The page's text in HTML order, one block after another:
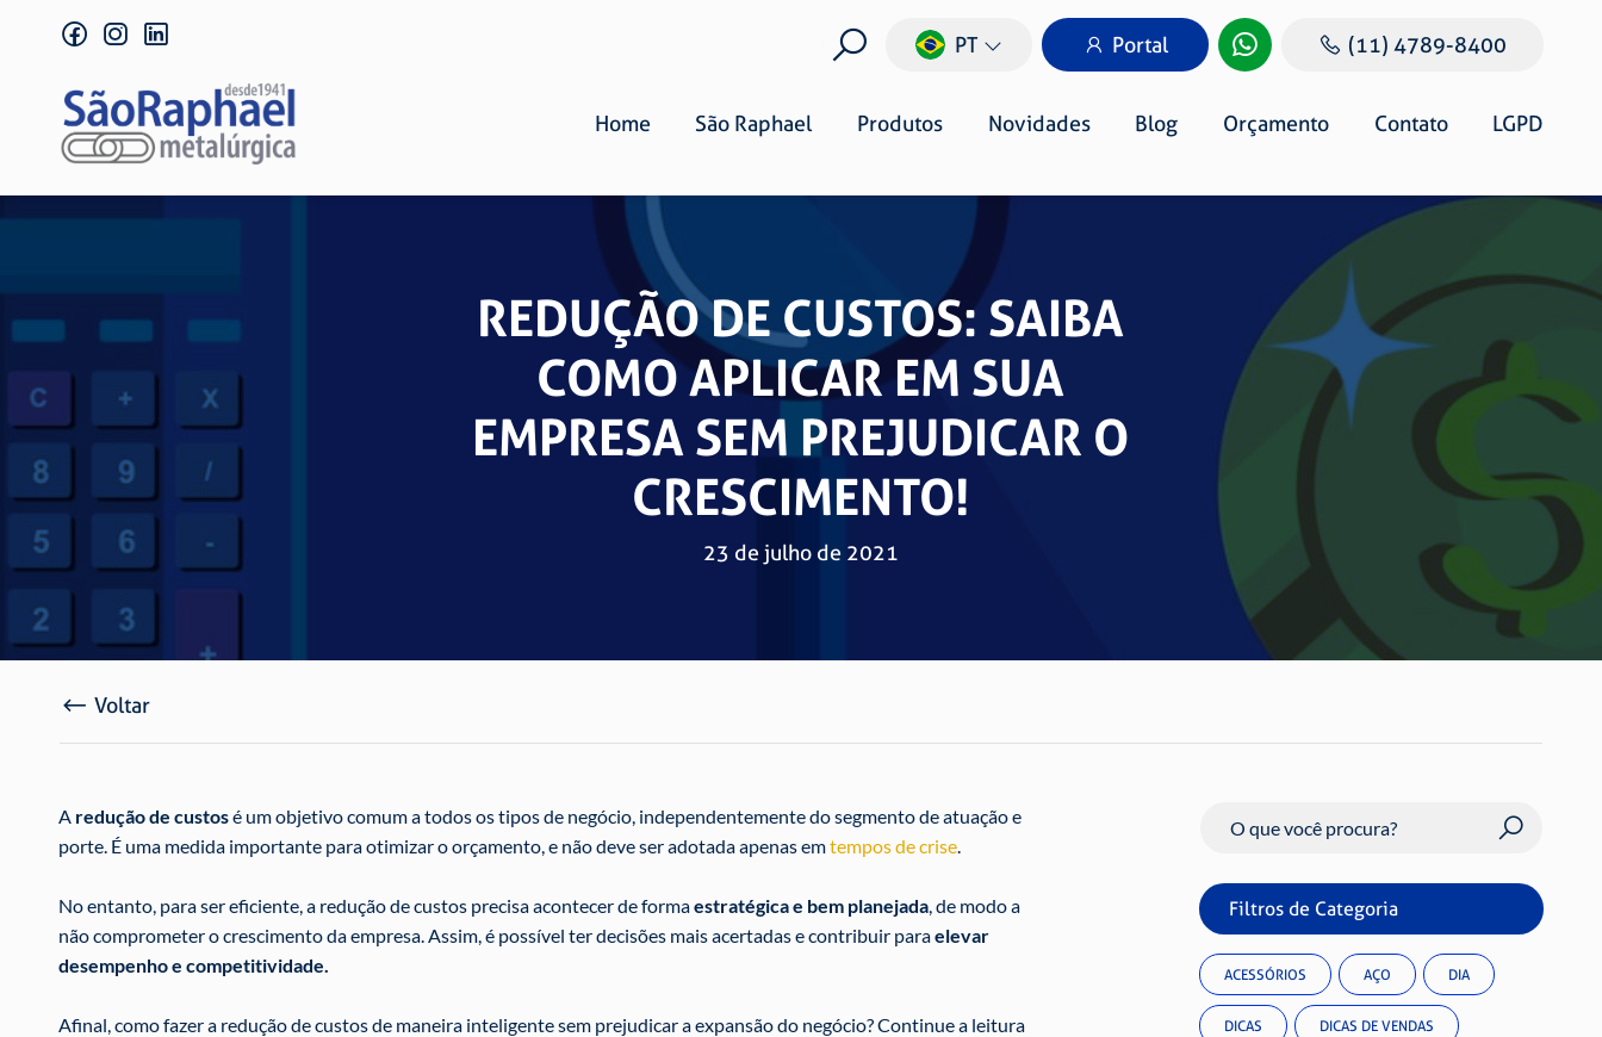
facebookinstagram
linkedin PT Portal (11) 4789-8400
Home São Raphael Produtos Novidades Blog Orçamento Contato LGPD
REDUÇÃO DE CUSTOS: SAIBA
COMO APLICAR EM SUA
EMPRESA SEM PREJUDICAR O
CRESCIMENTO!
23 de julho de 2021
Voltar
Buscar
Filtros de Categoria
ACESSÓRIOS AÇO DIA
DICAS DICAS DE VENDAS
A redução de custosé um objetivo comum a todos os tipos de negócio, independentemente do segmento de atuação e
porte. É uma medida importante para otimizar o orçamento, e não deve ser adotada apenas emtempos de crise.
No entanto, para ser eficiente, a redução de custos precisa acontecer de formaestratégica e bem planejada, de modo a
não comprometer o crescimento da empresa. Assim, é possível ter decisões mais acertadas e contribuir paraelevar
desempenho e competitividade.
Afinal, como fazer a redução de custos de maneira inteligente sem prejudicar a expansão do negócio? Continue a leitura